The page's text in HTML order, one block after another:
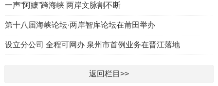
一声“阿嬷”跨海峡 两岸文脉割不断
第十八届海峡论坛·两岸智库论坛在莆田举办
设立分公司 全程可网办 泉州市首例业务在晋江落地
返回栏目>>